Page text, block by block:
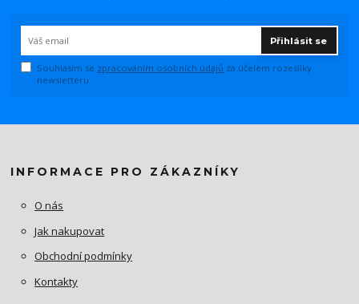
Přihlásit se
Souhlasím se zpracováním osobních údajů za účelem rozesílky
newsletteru.
INFORMACE PRO ZÁKAZNÍKY
O nás
Jak nakupovat
Obchodní podmínky
Kontakty